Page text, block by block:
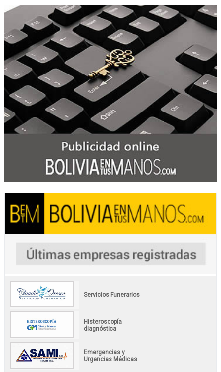
Servicios Funerarios
Histeroscopía
diagnóstica
Emergencias y
Urgencias Médicas